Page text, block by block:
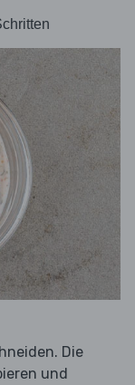
Die
und